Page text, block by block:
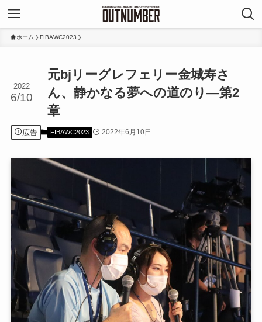
ホーム FIBAWC2023
元bjリーグレフェリー金城寿さ
ん、静かなる夢への道のり―第2
章
2022
6/10
広告 FIBAWC2023 2022年6月10日